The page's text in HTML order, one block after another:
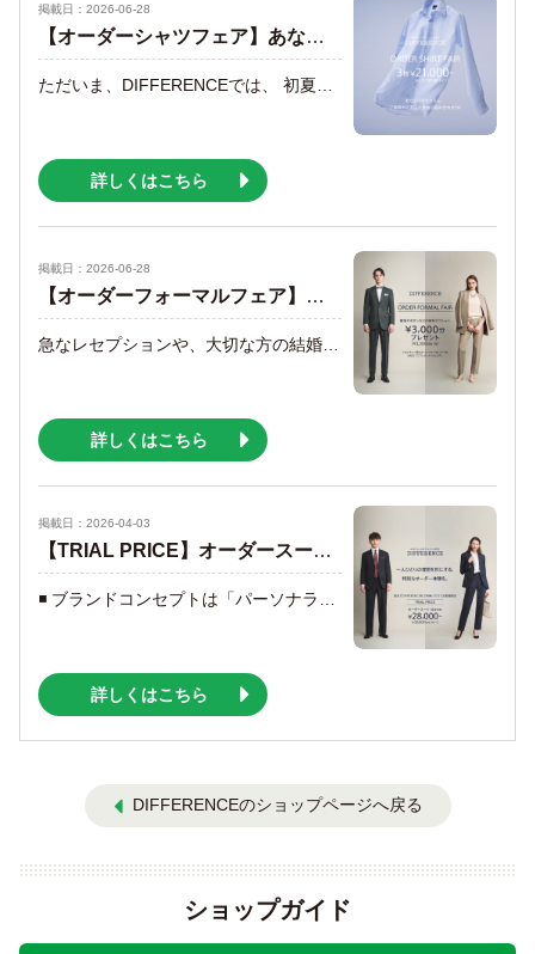
掲載日：2026-06-28
【オーダーシャツフェア】あなたに一番似合うシャツをオーダーで
詳しくはこちら
掲載日：2026-06-28
【オーダーフォーマルフェア】特別な日を、最高のあなたで迎えるために
詳しくはこちら
掲載日：2026-04-03
【TRIAL PRICE】オーダースーツを、 あなたの日常に。
詳しくはこちら
DIFFERENCEのショップページへ戻る
ショップガイド